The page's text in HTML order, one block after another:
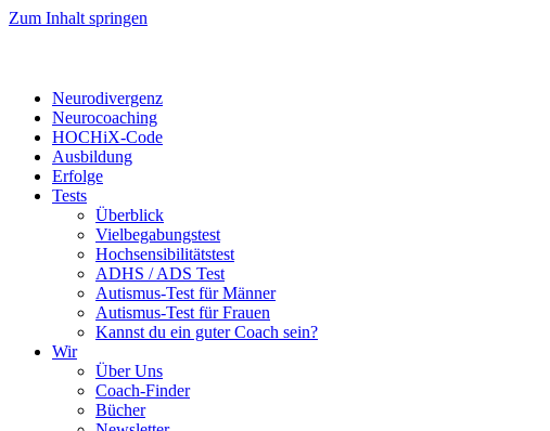
Zum Inhalt springen
Neurodivergenz
Neurocoaching
HOCHiX-Code
Ausbildung
Erfolge
Tests
Überblick
Vielbegabungstest
Hochsensibilitätstest
ADHS / ADS Test
Autismus-Test für Männer
Autismus-Test für Frauen
Kannst du ein guter Coach sein?
Wir
Über Uns
Coach-Finder
Bücher